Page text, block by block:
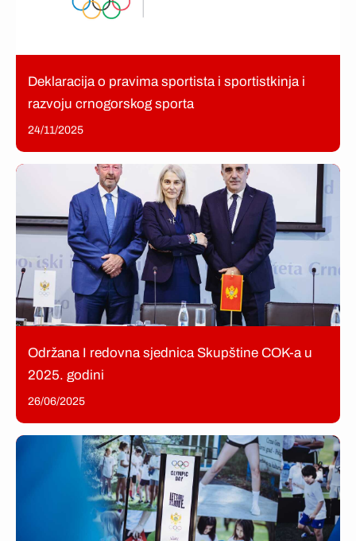
Deklaracija o pravima sportista i sportistkinja i
razvoju crnogorskog sporta
24/11/2025
Održana I redovna sjednica Skupštine COK-a u
2025. godini
26/06/2025